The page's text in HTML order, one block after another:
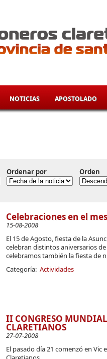
NOTICIAS APOSTOLADO
Ordenar por Orden
Celebraciones en el
15-08-2008
El 15 de Agosto, fiesta de la
celebran distintos aniversarios
celebramos también la fiesta de
Categoría: Actividades
II CONGRESO
CLARETIANOS
27-07-2008
El pasado día 21 comenzó en